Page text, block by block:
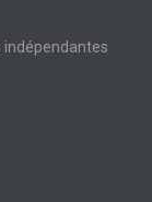
indépendantes